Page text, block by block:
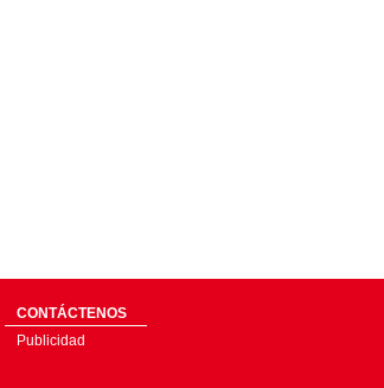
CONTÁCTENOS
Publicidad